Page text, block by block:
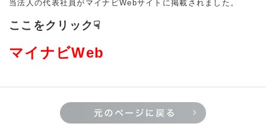
当法人の代表社員がマイナビWebサイトに掲載されました。
ここをクリック☟
マイナビWeb